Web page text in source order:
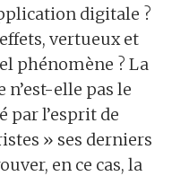
digitale ?
vertueux et
phénomène ? La
elle pas le
par l’esprit de
» ses derniers
en ce cas, la